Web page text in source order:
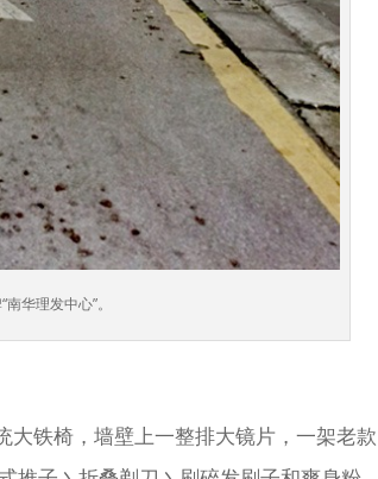
华理发中心”。
铁椅，墙壁上一整排大镜片，一架老